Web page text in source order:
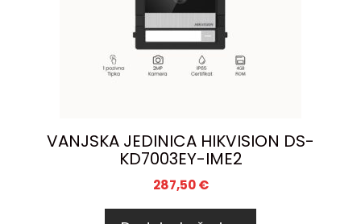
VANJSKA JEDINICA HIKVISION DS-
KD7003EY-IME2
287,50€